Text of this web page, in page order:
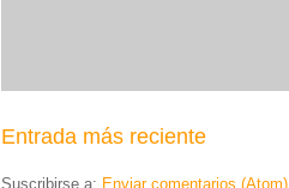
Entrada más reciente
Suscribirse a: Enviar comentarios (Atom)